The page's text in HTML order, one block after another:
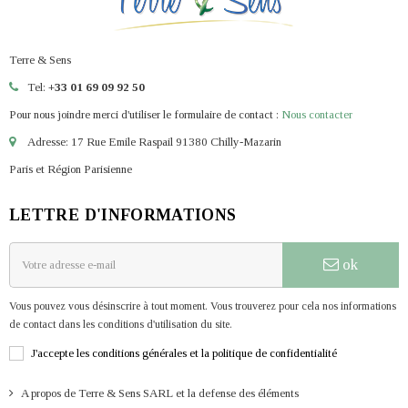
Terre & Sens
Tel: +33 01 69 09 92 50
Pour nous joindre merci d'utiliser le formulaire de contact : Nous contacter
Adresse: 17 Rue Emile Raspail 91380 Chilly-Mazarin
Paris et Région Parisienne
LETTRE D'INFORMATIONS
ok
Vous pouvez vous désinscrire à tout moment. Vous trouverez pour cela nos informations
de contact dans les conditions d'utilisation du site.
J'accepte les conditions générales et la politique de confidentialité
A propos de Terre & Sens SARL et la defense des éléments